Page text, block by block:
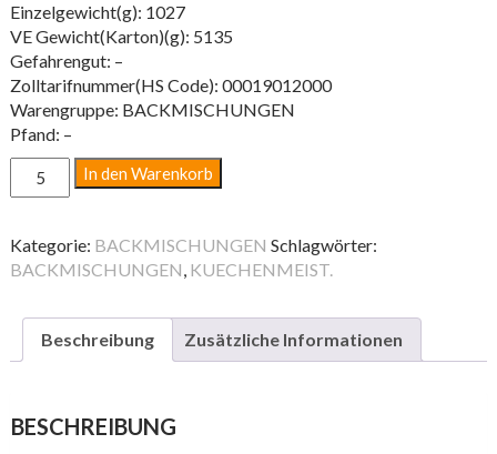
Einzelgewicht(g): 1027
VE Gewicht(Karton)(g): 5135
Gefahrengut: –
Zolltarifnummer(HS Code): 00019012000
Warengruppe: BACKMISCHUNGEN
Pfand: –
DINKELBROT
1000G
Menge
In den Warenkorb
Kategorie: BACKMISCHUNGEN Schlagwörter:
BACKMISCHUNGEN, KUECHENMEIST.
Beschreibung Zusätzliche Informationen
BESCHREIBUNG